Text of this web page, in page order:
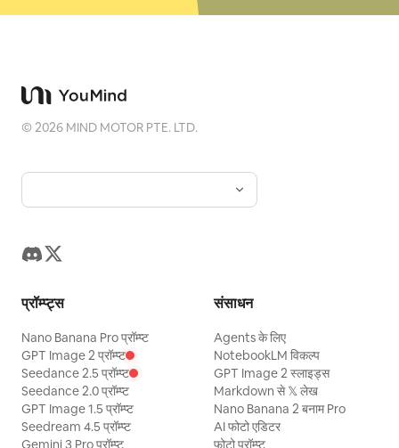
©2026 MIND MOTOR PTE. LTD.
प्रॉम्प्ट्स
Nano Banana Pro प्रॉम्प्ट
GPT Image 2 प्रॉम्प्ट
Seedance 2.5 प्रॉम्प्ट
Seedance 2.0 प्रॉम्प्ट
GPT Image 1.5 प्रॉम्प्ट
Seedream 4.5 प्रॉम्प्ट
Gemini 3 Pro प्रॉम्प्ट
संसाधन
Agents के लिए
NotebookLM विकल्प
GPT Image 2 स्लाइड्स
Markdown से 𝕏 लेख
Nano Banana 2 बनाम Pro
AI फोटो एडिटर
फोटो प्रॉम्प्ट